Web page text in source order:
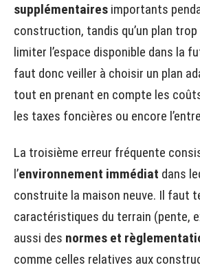
supplémentaires importants
construction, tandis qu’un plan
limiter l’espace disponible dans la
faut donc veiller à choisir un plan
tout en prenant en compte les
les taxes foncières ou encore
La troisième erreur fréquente
l’environnement immédiat dans
construite la maison neuve. Il faut
caractéristiques du terrain (pente,
aussi des normes et
comme celles relatives aux